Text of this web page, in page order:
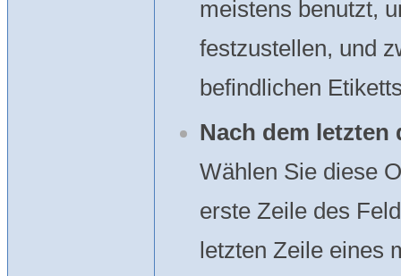
meistens benutzt,
festzustellen, und
befindlichen
Nach dem
Wählen Sie diese
erste Zeile des
letzten Zeile eines